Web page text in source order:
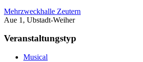
Mehrzweckhalle Zeutern
Aue 1, Ubstadt-Weiher
Veranstaltungstyp
Musical